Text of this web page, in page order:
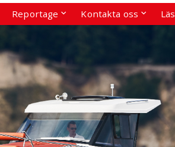
Reportage Kontakta oss